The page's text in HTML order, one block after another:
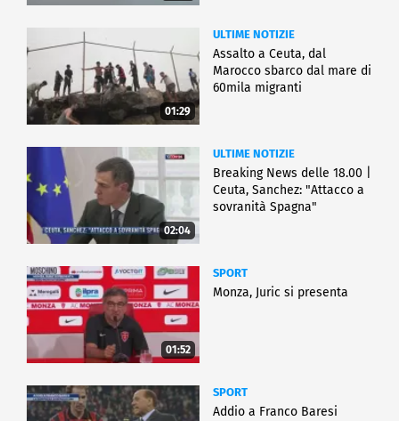
01:29
ULTIME NOTIZIE
Assalto a Ceuta, dal
Marocco sbarco dal mare di
60mila migranti
02:04
ULTIME NOTIZIE
Breaking News delle 18.00 |
Ceuta, Sanchez: "Attacco a
sovranità Spagna"
01:52
SPORT
Monza, Juric si presenta
SPORT
Addio a Franco Baresi